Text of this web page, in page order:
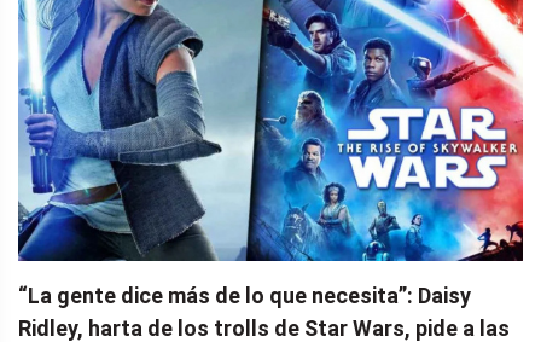
“La gente dice más de lo que necesita”: Daisy
Ridley, harta de los trolls de Star Wars, pide a las